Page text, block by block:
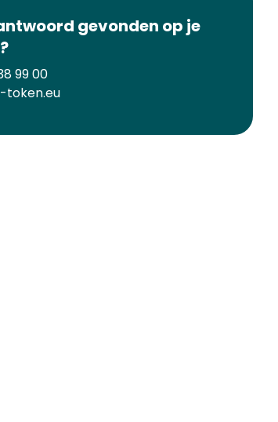
gevonden op je
99 00
token.eu